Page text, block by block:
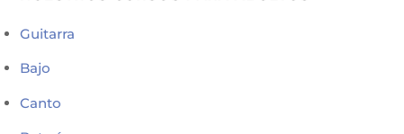
Guitarra
Bajo
Canto